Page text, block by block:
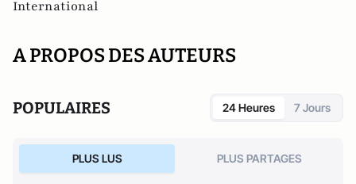
International
A PROPOS DES AUTEURS
POPULAIRES 24 Heures 7 Jours
PLUS LUS PLUS PARTAGES